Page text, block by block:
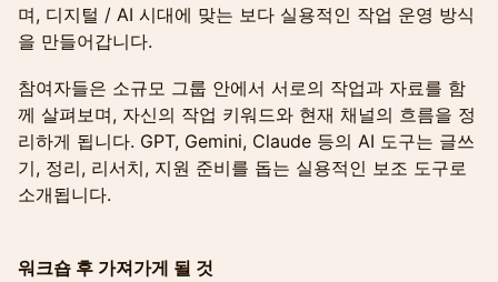
며, 디지털 / AI 시대에 맞는 보다 실용적인 작업 운영 방식
을 만들어갑니다.
참여자들은 소규모 그룹 안에서 서로의 작업과 자료를 함
께 살펴보며, 자신의 작업 키워드와 현재 채널의 흐름을 정
리하게 됩니다. GPT, Gemini, Claude 등의 AI 도구는 글쓰
기, 정리, 리서치, 지원 준비를 돕는 실용적인 보조 도구로
소개됩니다.
워크숍 후 가져가게 될 것